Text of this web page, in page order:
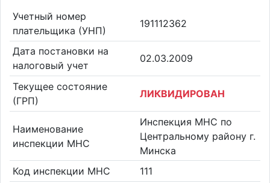
Учетный номер
плательщика (УНП)
191112362
Дата постановки на
налоговый учет
02.03.2009
Текущее состояние
(ГРП)
ЛИКВИДИРОВАН
Наименование
инспекции МНС
Инспекция МНС по
Центральному району г.
Минска
Код инспекции МНС
111